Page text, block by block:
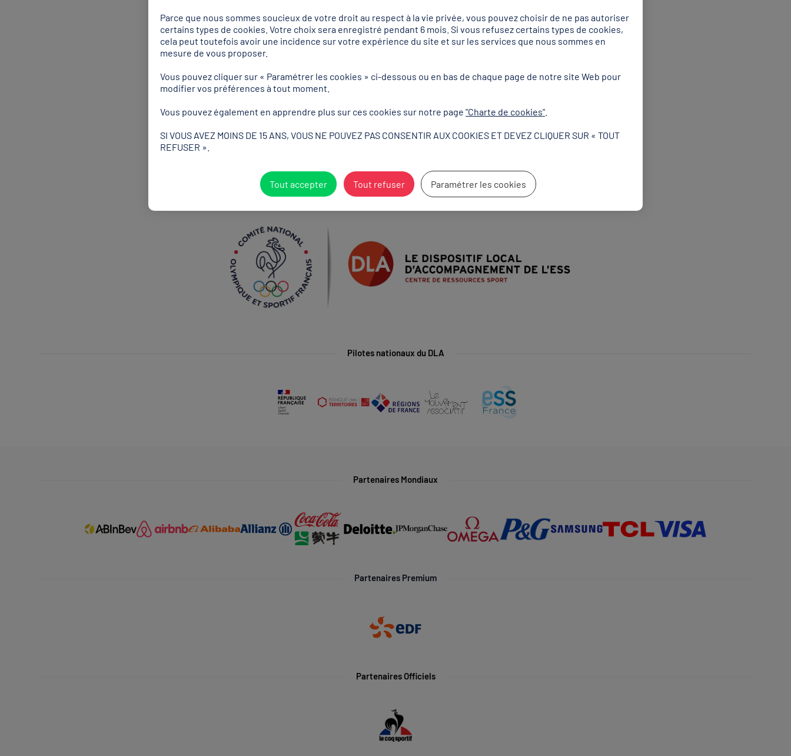
COSMOS - Dispositifs de
formation professionnelle et
d'alternance, et financements
associés - 2026
Accéder à l'article
Pilotes nationaux du DLA
Partenaires Mondiaux
Partenaires Premium
Partenaires Officiels
Parce que nous sommes soucieux de votre droit au respect à la vie privée, vous pouvez choisir de ne pas autoriser
certains types de cookies. Votre choix sera enregistré pendant 6 mois. Si vous refusez certains types de cookies,
cela peut toutefois avoir une incidence sur votre expérience du site et sur les services que nous sommes en
mesure de vous proposer.
Vous pouvez cliquer sur « Paramétrer les cookies » ci-dessous ou en bas de chaque page de notre site Web pour
modifier vos préférences à tout moment.
Vous pouvez également en apprendre plus sur ces cookies sur notre page "Charte de cookies"
SI VOUS AVEZ MOINS DE 15 ANS, VOUS NE POUVEZ PAS CONSENTIR AUX COOKIES ET DEVEZ CLIQUER SUR « TOUT
REFUSER ».
Tout accepter Tout refuser Paramétrer les cookies